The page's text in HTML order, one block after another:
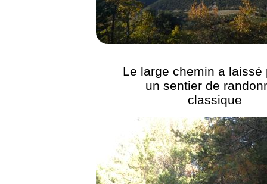
Le large chemin a laissé
un sentier de
classique